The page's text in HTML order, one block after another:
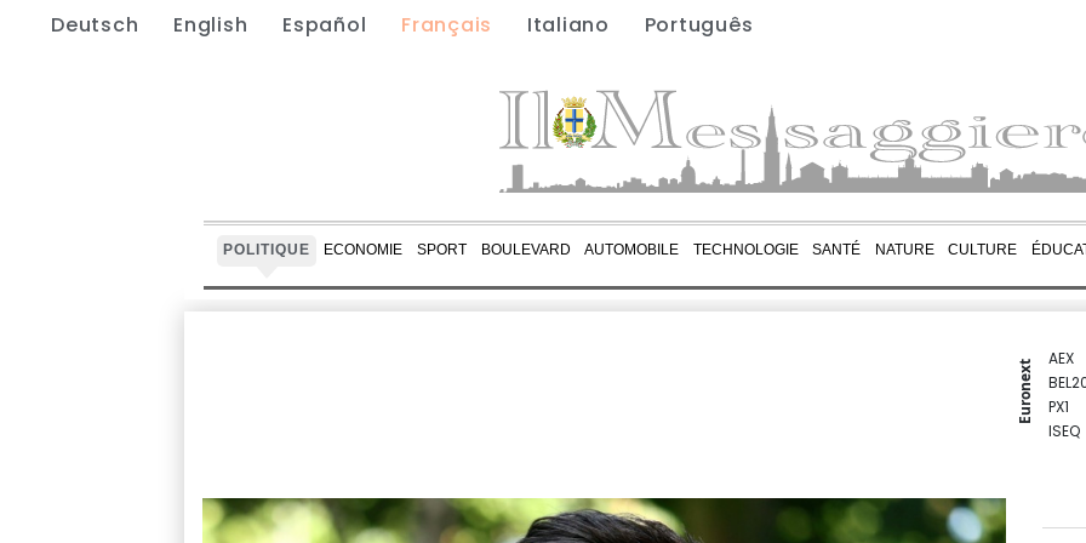
Deutsch English Español Français Italiano Português
POLITIQUE ECONOMIE SPORT BOULEVARD AUTOMOBILE TECHNOLOGIE SANTÉ NATURE CULTURE
Euronext
AEX
PX1
ISEQ